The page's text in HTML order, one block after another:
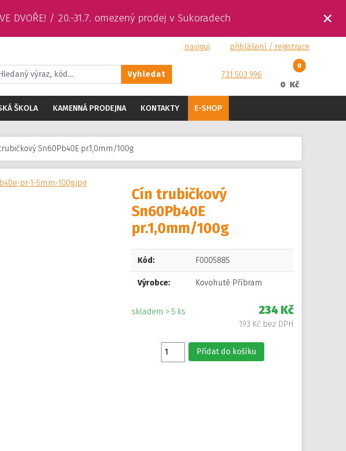
VE DVOŘE! / 20.-31.7. omezený prodej v Sukoradech
přihlášení / registrace
naviguj
0
0 Kč
731 503 996
Vyhledat
ŠKOLA KAMENNÁ PRODEJNA KONTAKTY E-SHOP
Sn60Pb40E pr.1,0mm/100g
Cín trubičkový
Sn60Pb40E
pr.1,0mm/100g
Kód: F0005885
Výrobce: Kovohutě Příbram
skladem > 5 ks 234 Kč
193 Kč bez DPH
Přidat do košíku